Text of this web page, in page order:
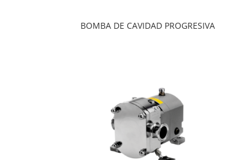
BOMBA DE CAVIDAD PROGRESIVA